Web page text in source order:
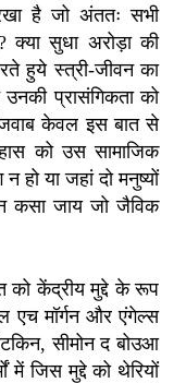
है जो अंततः सभी
क्या सुधा अरोड़ा की
हुये स्त्री-जीवन का
प्रासंगिकता को
केवल इस बात से
को उस सामाजिक
हो या जहां दो मनुष्यों
कसा जाय जो जैविक
को केंद्रीय मुद्दे के रूप
एच मॉर्गन और एंगेल्स
सीमोन द बोउआ
में जिस मुद्दे को थेरियों